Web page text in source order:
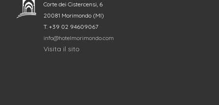
Corte dei Cistercensi, 6
20081 Morimondo (MI)
T. +39 02 94609067
info@hotelmorimondo.com
Visita il sito